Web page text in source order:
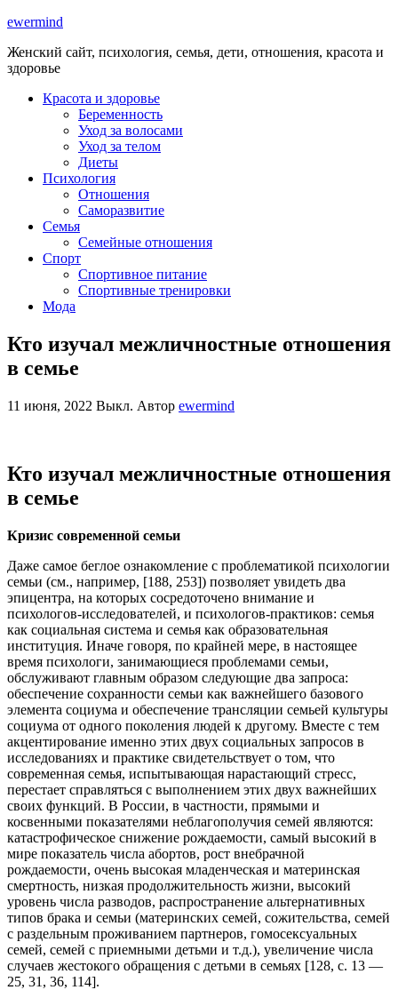
ewermind
Женский сайт, психология, семья, дети, отношения, красота и
здоровье
Красота и здоровье
Беременность
Уход за волосами
Уход за телом
Диеты
Психология
Отношения
Саморазвитие
Семья
Семейные отношения
Спорт
Спортивное питание
Спортивные тренировки
Мода
Кто изучал межличностные отношения
в семье
11 июня, 2022 Выкл. Автор ewermind
Кто изучал межличностные отношения
в семье
Кризис современной семьи
Даже самое беглое ознакомление с проблематикой психологии
семьи (см., например, [188, 253]) позволяет увидеть два
эпицентра, на которых сосредоточено внимание и
психологов-исследователей, и психологов-практиков: семья
как социальная система и семья как образовательная
институция. Иначе говоря, по крайней мере, в настоящее
время психологи, занимающиеся проблемами семьи,
обслуживают главным образом следующие два запроса:
обеспечение сохранности семьи как важнейшего базового
элемента социума и обеспечение трансляции семьей культуры
социума от одного поколения людей к другому. Вместе с тем
акцентирование именно этих двух социальных запросов в
исследованиях и практике свидетельствует о том, что
современная семья, испытывающая нарастающий стресс,
перестает справляться с выполнением этих двух важнейших
своих функций. В России, в частности, прямыми и
косвенными показателями неблагополучия семей являются:
катастрофическое снижение рождаемости, самый высокий в
мире показатель числа абортов, рост внебрачной
рождаемости, очень высокая младенческая и материнская
смертность, низкая продолжительность жизни, высокий
уровень числа разводов, распространение альтернативных
типов брака и семьи (материнских семей, сожительства, семей
с раздельным проживанием партнеров, гомосексуальных
семей, семей с приемными детьми и т.д.), увеличение числа
случаев жестокого обращения с детьми в семьях [128, с. 13 —
25, 31, 36, 114].